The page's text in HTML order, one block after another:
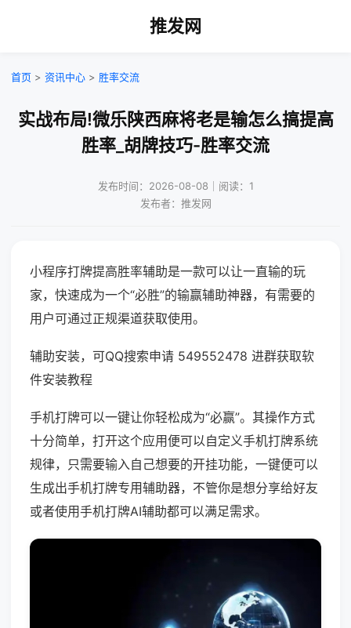
推发网
首页 > 资讯中心 > 胜率交流
实战布局!微乐陕西麻将老是输怎么搞提高
胜率_胡牌技巧-胜率交流
发布时间：2026-08-08｜阅读：1
发布者：推发网
小程序打牌提高胜率辅助是一款可以让一直输的玩
家，快速成为一个“必胜”的输赢辅助神器，有需要的
用户可通过正规渠道获取使用。
辅助安装，可QQ搜索申请 549552478 进群获取软
件安装教程
手机打牌可以一键让你轻松成为“必赢”。其操作方式
十分简单，打开这个应用便可以自定义手机打牌系统
规律，只需要输入自己想要的开挂功能，一键便可以
生成出手机打牌专用辅助器，不管你是想分享给好友
或者使用手机打牌AI辅助都可以满足需求。